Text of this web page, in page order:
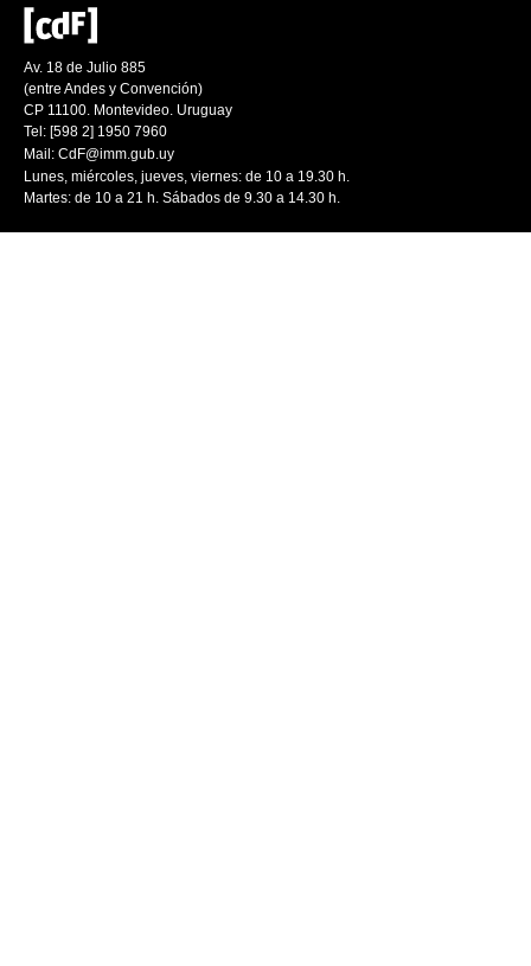
Av. 18 de Julio 885
(entre Andes y Convención)
CP 11100. Montevideo. Uruguay
Tel: [598 2] 1950 7960
Mail: CdF@imm.gub.uy
Lunes, miércoles, jueves, viernes: de 10 a 19.30 h.
Martes: de 10 a 21 h. Sábados de 9.30 a 14.30 h.